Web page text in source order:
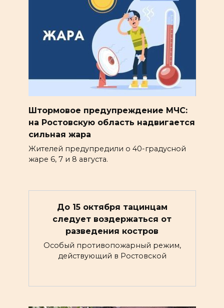
Штормовое предупреждение МЧС:
на Ростовскую область надвигается
сильная жара
Жителей предупредили о 40-градусной
жаре 6, 7 и 8 августа.
До 15 октября тацинцам
следует воздержаться от
разведения костров
Особый противопожарный режим,
действующий в Ростовской